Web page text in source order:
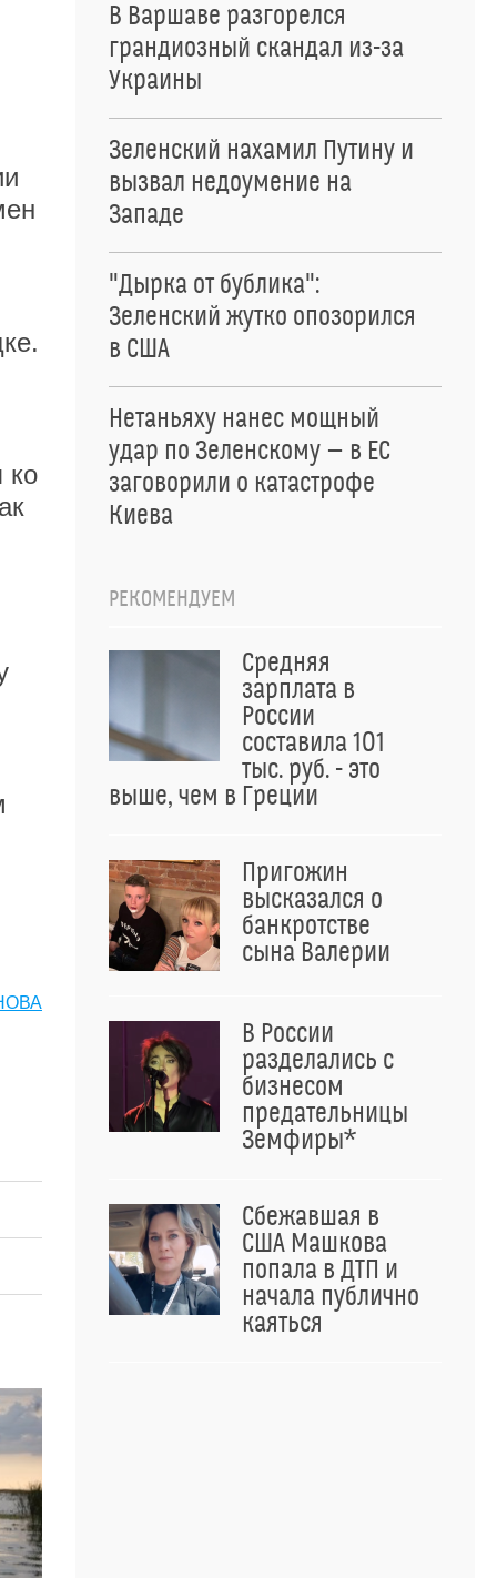
ко
В Варшаве разгорелся
грандиозный скандал из-за
Украины
Зеленский нахамил Путину и
вызвал недоумение на
Западе
"Дырка от бублика":
Зеленский жутко опозорился
в США
Нетаньяху нанес мощный
удар по Зеленскому — в ЕС
заговорили о катастрофе
Киева
РЕКОМЕНДУЕМ
Средняя
зарплата в
России
составила 101
тыс. руб. - это
выше, чем в Греции
Пригожин
высказался о
банкротстве
сына Валерии
В России
разделались с
бизнесом
предательницы
Земфиры*
Сбежавшая в
США Машкова
попала в ДТП и
начала публично
каяться